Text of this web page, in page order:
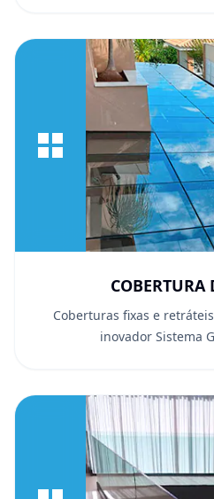
COBERTURA
Coberturas fixas e
inovador Sistema